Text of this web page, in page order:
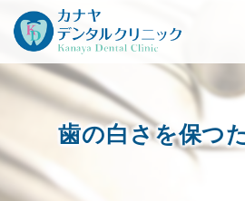
歯の白さを保つ